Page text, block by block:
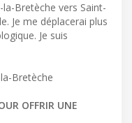
Bretèche vers Saint-
Je me déplacerai plus
Je suis
Bretèche
OFFRIR UNE